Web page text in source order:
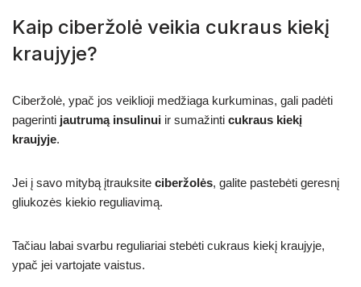
Kaip ciberžolė veikia cukraus kiekį
kraujyje?
Ciberžolė, ypač jos veiklioji medžiaga kurkuminas, gali padėti
pagerinti jautrumą insulinui ir sumažinti cukraus kiekį
kraujyje.
Jei į savo mitybą įtrauksite ciberžolės, galite pastebėti geresnį
gliukozės kiekio reguliavimą.
Tačiau labai svarbu reguliariai stebėti cukraus kiekį kraujyje,
ypač jei vartojate vaistus.